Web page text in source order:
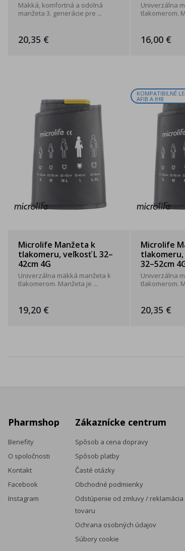
Mäkká, komfortná a odolná
manžeta 3. generácie pre ...
20,35 €
Univerzálna
tlakomerom.
16,00 €
Microlife Manžeta k
tlakomeru, veľkosť L 32–
42cm 4G
Univerzálna mäkká manžeta k
tlakomerom. Manžeta je ...
19,20 €
KOMPATIBILNÉ
AFIB A IHB
Microlife
tlakomeru,
32–52cm
Univerzálna
tlakomerom.
20,35 €
Pharmshop
Benefity
O spoločnosti
Kontakt
Facebook
Instagram
Zákaznícke centrum
Spôsob a cena dopravy
Spôsob platby
Časté otázky
Obchodné podmienky
Odstúpenie od zmluvy / reklamácia
tovaru
Ochrana osobných údajov
Súbory cookie